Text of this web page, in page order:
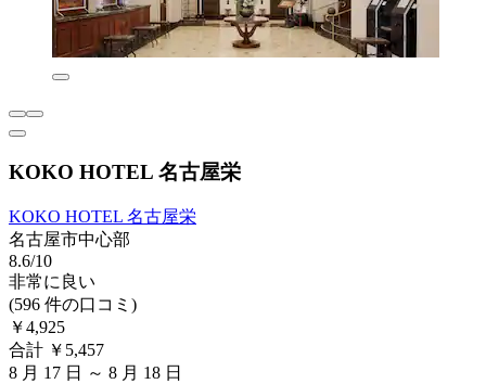
KOKO HOTEL 名古屋栄
KOKO HOTEL 名古屋栄
名古屋市中心部
8.6/10
非常に良い
(596 件の口コミ)
￥4,925
合計 ￥5,457
8 月 17 日 ～ 8 月 18 日